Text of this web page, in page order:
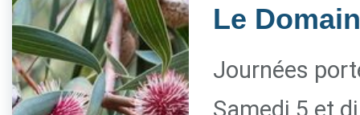
Le
Journées
Samedi 5 et